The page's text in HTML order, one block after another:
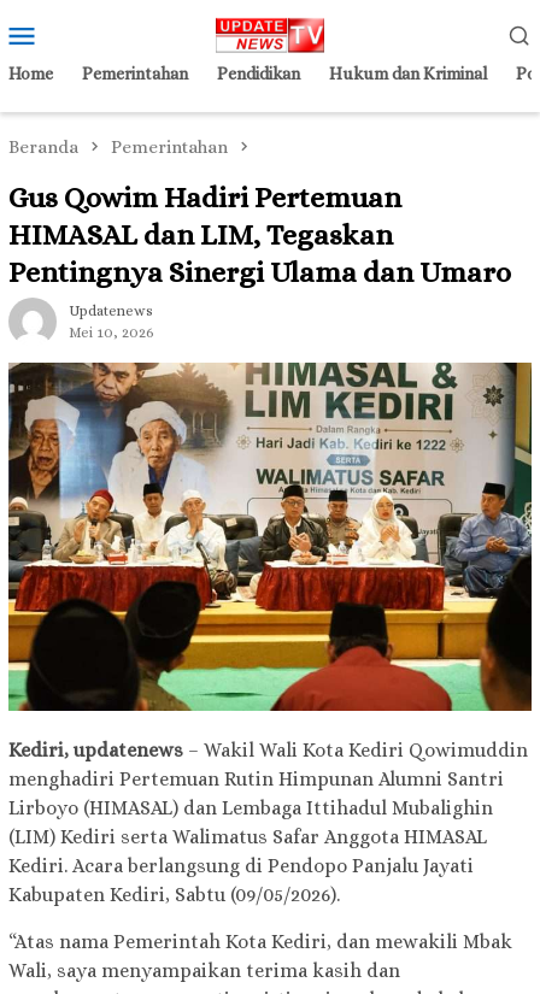
ke
kontenMobile
Home Pemerintahan Pendidikan Hukum dan Kriminal
Beranda Pemerintahan
Gus Qowim Hadiri Pertemuan
HIMASAL dan LIM, Tegaskan
Pentingnya Sinergi Ulama dan Umaro
Updatenews
Mei 10, 2026
Kediri, updatenews – Wakil Wali Kota Kediri Qowimuddin
menghadiri Pertemuan Rutin Himpunan Alumni Santri
Lirboyo (HIMASAL) dan Lembaga Ittihadul Mubalighin
(LIM) Kediri serta Walimatus Safar Anggota HIMASAL
Kediri. Acara berlangsung di Pendopo Panjalu Jayati
Kabupaten Kediri, Sabtu (09/05/2026).
“Atas nama Pemerintah Kota Kediri, dan mewakili Mbak
Wali, saya menyampaikan terima kasih dan